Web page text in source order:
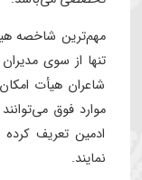
گذاری ویدئو
می‌باشد.
شاخصه
از سوی مدیران
هیأت امکان
فوق می‌توانند پس